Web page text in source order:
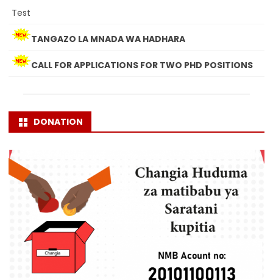
Test
TANGAZO LA MNADA WA HADHARA
CALL FOR APPLICATIONS FOR TWO PHD POSITIONS
DONATION